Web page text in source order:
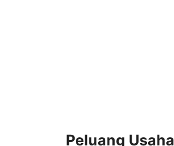
Peluang Usaha